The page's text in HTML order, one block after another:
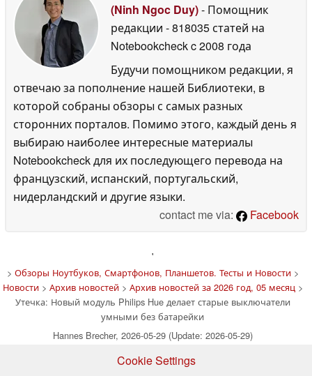
(Ninh Ngoc Duy)- Помощник
редакции - 818035 статей на
Notebookcheckc 2008 года
Будучи помощником редакции, я
отвечаю за пополнение нашей Библиотеки, в
которой собраны обзоры с самых разных
сторонних порталов. Помимо этого, каждый день я
выбираю наиболее интересные материалы
Notebookcheck для их последующего перевода на
французский, испанский, португальский,
нидерландский и другие языки.
contact me via:
Facebook
'
> Обзоры Ноутбуков, Смартфонов, Планшетов. Тесты и Новости>
Новости> Архив новостей> Архив новостей за 2026 год, 05 месяц >
Утечка: Новый модуль Philips Hue делает старые выключатели
умными без батарейки
Hannes Brecher, 2026-05-29 (Update: 2026-05-29)
Cookie Settings